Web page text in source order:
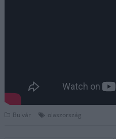
Bulvár olaszország